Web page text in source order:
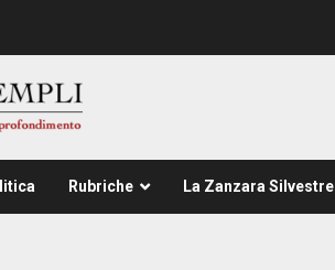
Rubriche La Zanzara Silvestre